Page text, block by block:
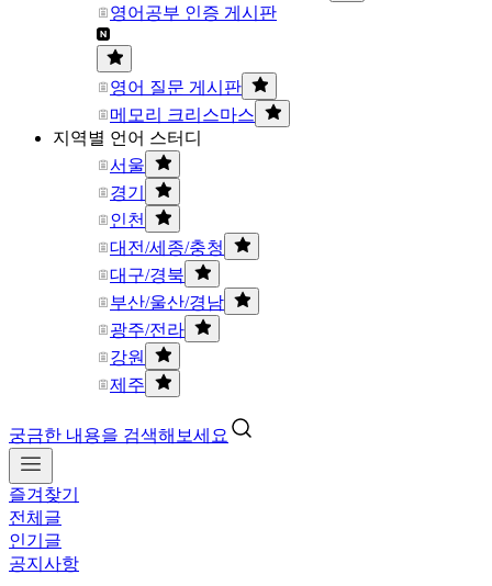
영어공부 인증 게시판
영어 질문 게시판
메모리 크리스마스
지역별 언어 스터디
서울
경기
인천
대전/세종/충청
대구/경북
부산/울산/경남
광주/전라
강원
제주
궁금한 내용을 검색해보세요
즐겨찾기
전체글
인기글
공지사항